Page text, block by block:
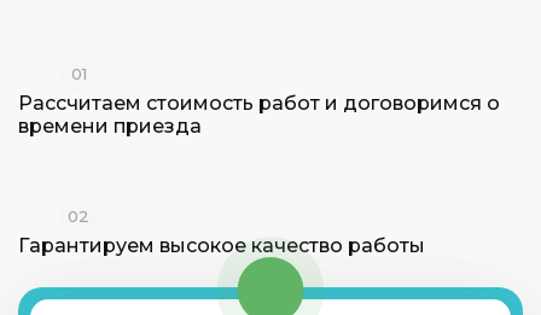
01
Рассчитаем стоимость работ и договоримся о
времени приезда
02
Гарантируем высокое качество работы